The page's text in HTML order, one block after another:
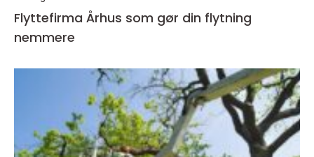
Flyttefirma Århus som gør din flytning
nemmere